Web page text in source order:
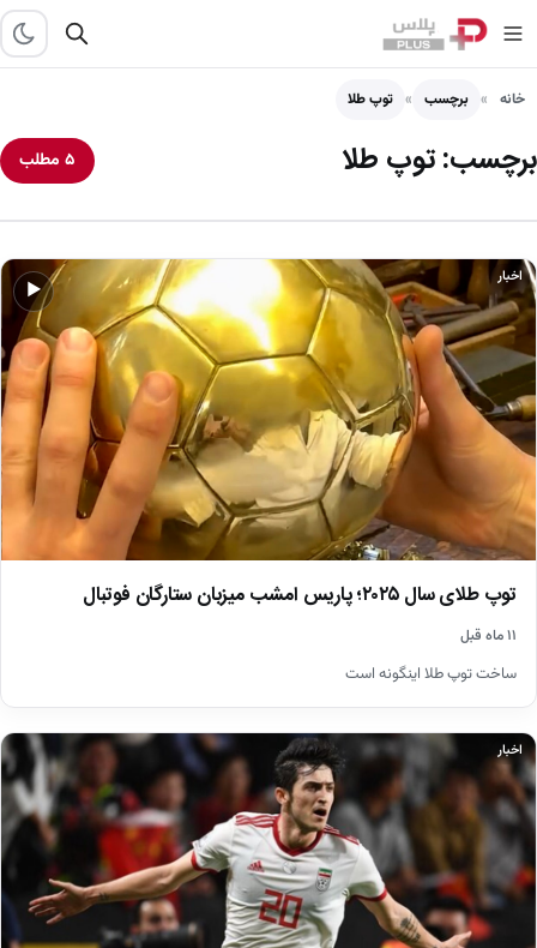
خانه برچسب توپ طلا
برچسب:توپ طلا ۵ مطلب
▶
اخبار
توپ طلای سال ۲۰۲۵؛ پاریس امشب میزبان ستارگان فوتبال
۱۱ ماه قبل
ساخت توپ طلا اینگونه است
اخبار